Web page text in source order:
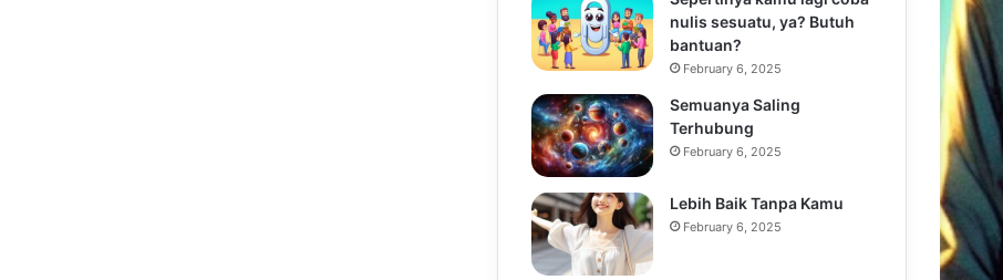
nulis sesuatu, ya? Butuh
bantuan?
February 6, 2025
Semuanya Saling
Terhubung
February 6, 2025
Lebih Baik Tanpa Kamu
February 6, 2025